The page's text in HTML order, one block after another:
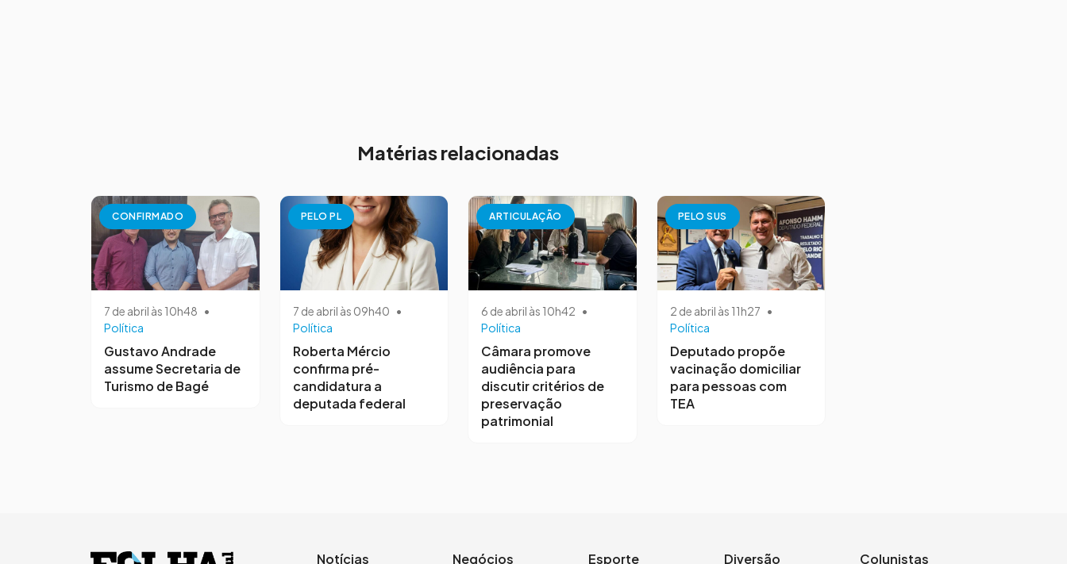
Matérias relacionadas
CONFIRMADO
7 de abril às 10h48 •
Política
Gustavo Andrade
assume Secretaria de
Turismo de Bagé
PELO PL
7 de abril às 09h40 •
Política
Roberta Mércio
confirma pré-
candidatura a
deputada federal
ARTICULAÇÃO
6 de abril às 10h42 •
Política
Câmara promove
audiência para
discutir critérios de
preservação
patrimonial
PELO SUS
2 de abril às 11h27 •
Política
Deputado propõe
vacinação domiciliar
para pessoas com
TEA
Notícias Negócios Esporte Diversão Colunistas